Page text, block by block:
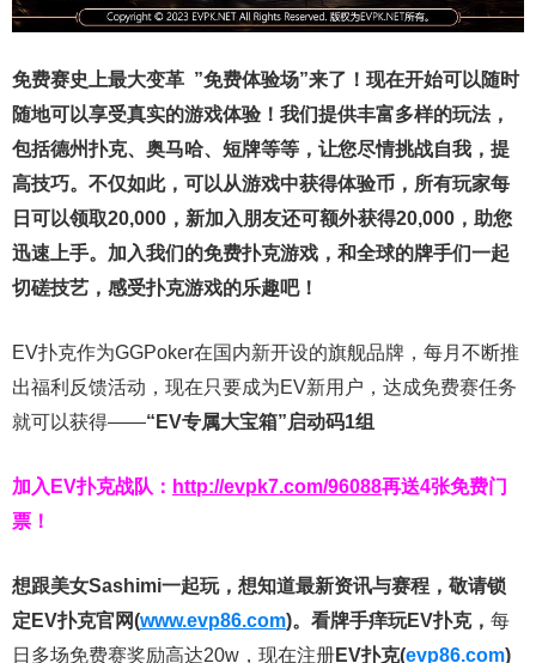
免费赛史上最大变革 ”免费体验场”来了！ 现在开始可以随时
随地可以享受真实的游戏体验！我们提供丰富多样的玩法，
包括德州扑克、奥马哈、短牌等等，让您尽情挑战自我，提
高技巧。不仅如此， 可以从游戏中获得体验币，所有玩家每
日可以领取20,000，新加入朋友还可额外获得20,000，助您
迅速上手。 加入我们的免费扑克游戏，和全球的牌手们一起
切磋技艺，感受扑克游戏的乐趣吧！
EV扑克作为GGPoker在国内新开设的旗舰品牌，每月不断推
出福利反馈活动，现在只要成为EV新用户，达成免费赛任务
就可以获得——“EV专属大宝箱”启动码1组
加入EV扑克战队： http://evpk7.com/96088再送4张免费门
票！
想跟美女Sashimi一起玩， 想知道最新资讯与赛程， 敬请锁
定EV扑克官网(www.evp86.com)。 看牌手痒玩EV扑克， 每
日多场免费赛奖励高达20w，现在注册EV扑克(evp86.com)